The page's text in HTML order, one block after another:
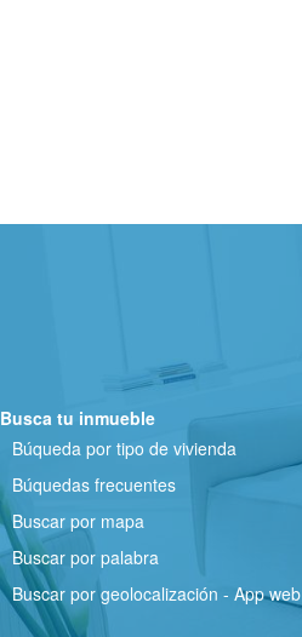
Busca tu inmueble
Búqueda por tipo de vivienda
Búquedas frecuentes
Buscar por mapa
Buscar por palabra
Buscar por geolocalización - App web